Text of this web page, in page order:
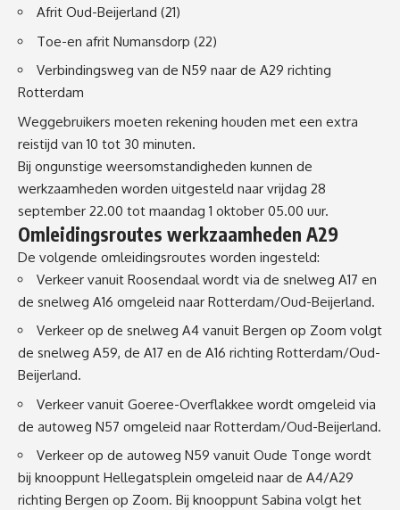
Afrit Oud-Beijerland (21)
Toe-en afrit Numansdorp (22)
Verbindingsweg van de N59 naar de A29 richting
Rotterdam
Weggebruikers moeten rekening houden met een extra
reistijd van 10 tot 30 minuten.
Bij ongunstige weersomstandigheden kunnen de
werkzaamheden worden uitgesteld naar vrijdag 28
september 22.00 tot maandag 1 oktober 05.00 uur.
Omleidingsroutes werkzaamheden A29
De volgende omleidingsroutes worden ingesteld:
Verkeer vanuit Roosendaal wordt via de snelweg A17 en
de snelweg A16 omgeleid naar Rotterdam/Oud-Beijerland.
Verkeer op de snelweg A4 vanuit Bergen op Zoom volgt
de snelweg A59, de A17 en de A16 richting Rotterdam/Oud-
Beijerland.
Verkeer vanuit Goeree-Overflakkee wordt omgeleid via
de autoweg N57 omgeleid naar Rotterdam/Oud-Beijerland.
Verkeer op de autoweg N59 vanuit Oude Tonge wordt
bij knooppunt Hellegatsplein omgeleid naar de A4/A29
richting Bergen op Zoom. Bij knooppunt Sabina volgt het